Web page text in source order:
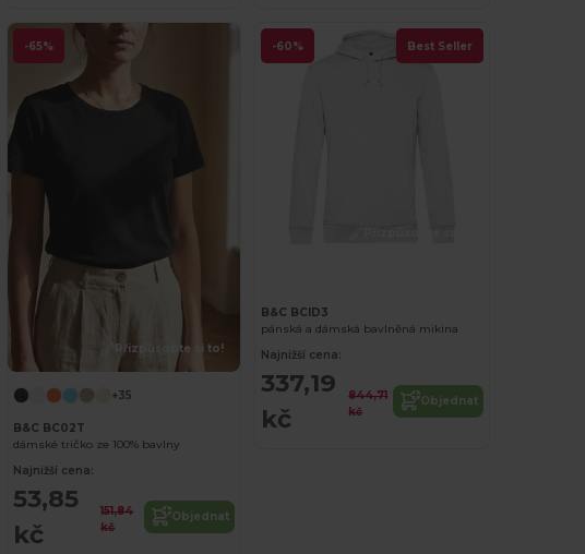
-65%
Přizpůsobte si to!
+35
B&C BC02T
dámské tričko ze 100% bavlny
Najnižší cena:
53,85
kč
151,84
kč
Objednat
-60% Best Seller
B&C BCID3
pánská a dámská bavlněná mikina
Najnižší cena:
337,19
kč
844,71
kč
Objednat